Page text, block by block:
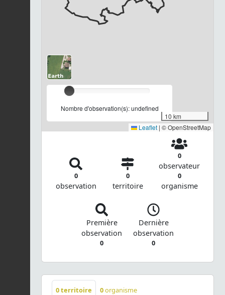
Nombre d'observation(s): undefined
10 km
Leaflet | © OpenStreetMap
0
observation
0
territoire
0
observateur
0
organisme
Première
observation
0
Dernière
observation
0
0territoire 0organisme